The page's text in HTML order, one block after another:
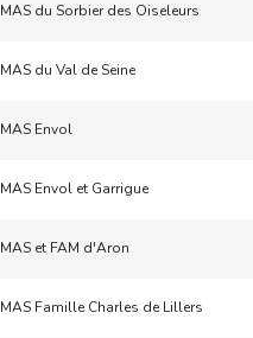
MAS du Sorbier des Oiseleurs
MAS du Val de Seine
MAS Envol
MAS Envol et Garrigue
MAS et FAM d'Aron
MAS Famille Charles de Lillers